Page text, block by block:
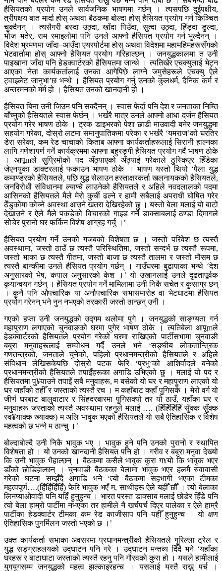
हैसियतको प्रयोग उनले सार्वजनिक भाषणमा गर्छन् । त्यसपछि दुईपक्षीय,
त्रीपक्षय बात मार्दा होस् अथवा बैठकमा बोल्दा होस् हैसियत प्रयोग गर्न किञ्चित
चुक्दैनन् । त्यसैगरी बस्दा–उठ्दा, खाँदा–पिउँदा, सुत्दा–उठ्दा, हिँड्दा–डुल्दा,
भोज–भतेर, राम–रमाइलोमा पनि उनले आफ्नो हैसियत प्रयोग गर्न भुल्दैनन् ।
विदेश भ्रमणमा जाँदा–आउँदा एयरपोर्टमा होस् अथवा विदेशमा महामहिमहरूसँगको
भेटवार्तामा होस् आफ्नो हैसियत प्रयोग गरिहाल्छन् । जनयुद्धकालमा त उनी
पाइखाना जाँदा पनि हेडक्वार्टरको हैसियतमा जान्थे । त्यतिखेर एचक्युलाई भेट्न
आएका नेता कार्यकर्तालाई उनका आगेपिछे लाग्ने जमुसेहरूले एचक्यु ऐले
ट्वाइलेट जानुभा’छ भन्थे । हैसियत प्रयोग गर्नु उनको कुलधर्म, दैनिक कर्म र
अन्तरमनको मर्म हो । हैसियत उनको खानदानी हो ।
हैसियत बिना उनी जिउन पनि सक्दैनन् । स्वास फेर्दा पनि देश र जनताका निम्ति
बाँच्नुको हैसियतले स्वास फेर्छन् । भर्खरै मात्र उनले आफ्नो आधा दर्जन हैसियत
प्रयोग गरेर भाषण ठोके । ट्रक डाइभरको पेशा छाडी माउवादी बनेर जनयुद्धमा
सहयोग गरेका, दोस्रो लटमा समानुपातिकमा परेका र भर्खरै ‘यमराज’को घरतिर
डेरा सरेका, कम रेड चाचाको किताब आफ्ना कार्यकर्ताहरूलाई सिरानी हाल्नका
लागि गणेशापर्ण गर्ने कार्यक्रममा आफ्ना बहुरङ्गी हैसियत प्रयोग गर्दै भाषण ठोके
। आपूmले सुप्रिमोको पद अँठ्याएको अँठ्याई गरेकाले ठुस्किएर हिँडेका
जेएनयुका डाक्टरलाई फकाउन भाषण ठोके । भाषण यस्तो थियो ‘पैला युद्ध
कमाण्डरको हैसियतले, पछि युद्ध सेलाउन हस्ताक्षरकर्ता खलनायकको हैसियतले,
जनविरोधी संविधानमा ल्याप्चे लाउनेको हैसियतले र अहिले नवदलालको पदमा
आसिनको हैसियतले मैले मेरो कुर्ची ढल्ने र हामी सबैलाई अपराधी घोषित गरेर
ठेँडुकोमा कोच्ने अवस्था आउने खतरा देखिरहेको छु । यस्तो बेला मलाई यो बाटो
देखाउने र ऐले मैले पकडेको विचारको गाइड गर्ने डाक्साबलाई ठण्डा दिमागले
सोचेर पुरानो घर फर्किन विशेष आग्रह गर्चु ।’
हैसियत प्रयोग गर्ने उनको गजबको विशेषता छ । जस्तो परिवेश छ त्यस्तै
अवस्थामा, जस्तो ठाउँ छ त्यस्तै परिस्थितिमा, जस्तो सन्दर्भ छ त्यस्तै रूपमा,
जस्तो भाका छ त्यस्तै गीतमा, जस्तो बाजा छ त्यस्तै तालमा र जस्तो मौसम छ
त्यस्तै बान्कीमा उनले हैसियत प्रयोग गर्छन् । गाउँघरमा बुढापाका भन्थे ‘देश
अनुसारको भेष, कपाल अनुसारको केश ।’ यो उखानलाई उनले दृढतापूर्वक
कृयान्वयन गर्छन् । हैसियत प्रयोग गर्ने मामिलामा उनी निकै सचेत र कुसाग्र छन्
। कुनै पनि औपचारिक या अनौपचारिक सभासमारोह वा भेटघाटमा हैसियत
प्रयोग गरेनन् भने नुन नभएको तरकारी जस्तो ठान्छन् उनी ।
गएको हप्ता उनी जनयुद्धको उद्गम थलोमा पुगे । जनयुद्धको साङ्ग्यता गर्न
महापुराण लगाएको चुनवाङको घरमा पुगेर भाषण ठोके । त्यतिबेला आपूmले
हेडक्वार्टरको हैसियतले प्रयोग गरेको घरमा राखिएको पार्टीसभामा चुनवाङी
बबुरा मनुवाहरूलाई सम्वोधन गर्दै उनले भने ‘सङ्घीय लोकतान्त्रिक
गणतन्त्रको, जनताले चुनेको, पहिलो प्रधानमन्त्रीको हैसियतले र अहिले
संविधान लेखिसकेपछि दोस्रो पटक फेरि ‘प्रभु’को आशिर्वादले बनेकोे
प्रधानमन्त्रीको हैसियतले तपाइँहरूका अगाडि उभिएको छु । मलाई यो पद र
हैसियतमा पु¥याउने तपाइँ सबै मनुवाहरू, म बसेको यो घर र महापुराण लाएको यो
घर जहाँको तहीँ र जस्ताको त्यस्तै रच । म कहाँबाट कहाँ पुगिसकें । मेरो वर्ग यो
जीर्ण घरबाट बालुवाटार र सिंहदरबारमा पुगिसक्यो तर यो ठाउँ, यहाँका घर र
मनुवाहरू जस्ताको त्यस्तै अवस्थामा रहनुले मलाई …. (हिँहिँहिँहिँ सुँक्क सुँक्क
स्व¥याक्क ख्याक्क) म अलि भावुक भएको हैसियतले यो सबै ऐतिहासिक र विशेष
महत्वको छ भन्ने म ठान्चु ।’
बोल्दाबोल्दै उनी निकै भावुक भए । भावुक हुने पनि उनको पुरानो र स्थापित
विशेषता हो । यो उनको खानदानी हैसियत पनि हो । गरीव र बबुरा मनुवा देख्यो
कि उनी भावुक भैहाल्छन् । बैठकमा कसैले भावुक कुरा ग¥यो कि भावुक भएर
डाँको छोडिहाल्छन् । चुनवाङी बैठकका बेलामा भावुक भएर हलमै रुवावासी
गरेको घटना सम्झँदै अगाडि भने ‘त्यो बैठकमा सहभागी भएका टीमका
महत्वपूर्ण….(हिँहिँहिँहिँ) फेरि भावुक भएँ म, साथीहरू ऐले यहीँ छौँ । त्यो बेलाका
लिनप्याओवादी पनि यहिँ हुनुहुन्च । भारत परस्त डाक्साब मलाई छोडेर हिँडे पनि
त्यो बेला हाम्रो पार्टीमा नभएका तर हामीले नै खर्चपर्च दिएर पालेका र ऐले हाम्रै
पार्टीका हेडक्वार्टर टीमका कम रेड काजीसाप पनि यहीँ हुनुहुन्च । यो क्षण
ऐतिहासिक पुनर्मिलन जस्तो भएको छ ।’
उक्त कार्यकर्ता सभाका अवसरमा प्रधानमन्त्रीको हैसियतले गुरिल्ला ट्रेल र
युद्ध सङ्ग्राहलयको उद्घाटन पनि गरे । उद्घाटन मन्तव्य दिँदै भने ‘यहाँका
घरहरू र बाटाघाटा जस्ताको त्यस्तै रहनु पनि गौरवको कुरा हो । यसले हामीलाई
युगयुगसम्म जनयुद्धको महत्व झल्काइरहन्च । यसलाई यस्तै राख्नु पर्च ।